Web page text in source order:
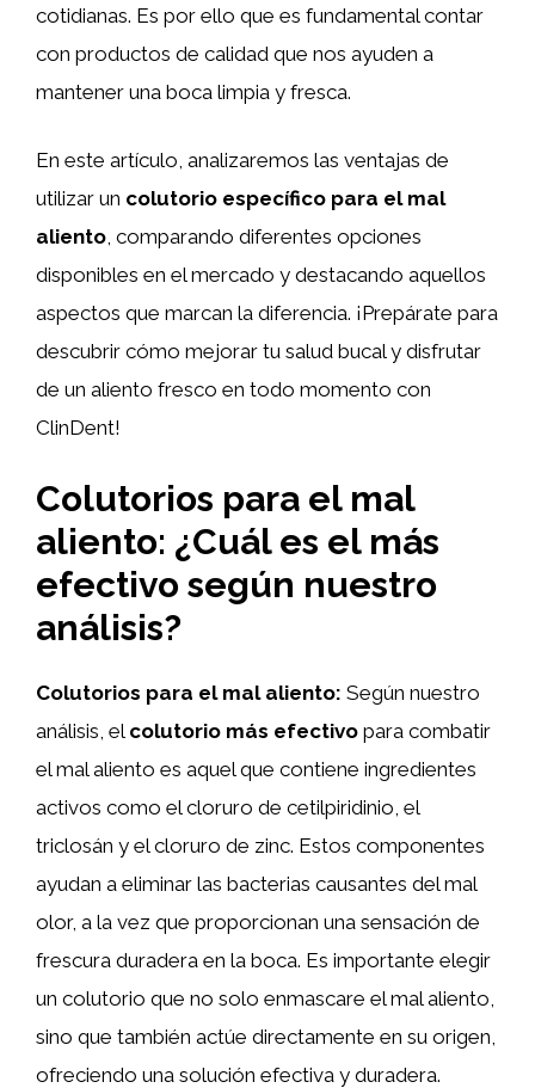
cotidianas. Es por ello que es fundamental contar
con productos de calidad que nos ayuden a
mantener una boca limpia y fresca.
En este artículo, analizaremos las ventajas de
utilizar un colutorio específico para el mal
aliento, comparando diferentes opciones
disponibles en el mercado y destacando aquellos
aspectos que marcan la diferencia. ¡Prepárate para
descubrir cómo mejorar tu salud bucal y disfrutar
de un aliento fresco en todo momento con
ClinDent!
Colutorios para el mal
aliento: ¿Cuál es el más
efectivo según nuestro
análisis?
Colutorios para el mal aliento: Según nuestro
análisis, el colutorio más efectivo para combatir
el mal aliento es aquel que contiene ingredientes
activos como el cloruro de cetilpiridinio, el
triclosán y el cloruro de zinc. Estos componentes
ayudan a eliminar las bacterias causantes del mal
olor, a la vez que proporcionan una sensación de
frescura duradera en la boca. Es importante elegir
un colutorio que no solo enmascare el mal aliento,
sino que también actúe directamente en su origen,
ofreciendo una solución efectiva y duradera.